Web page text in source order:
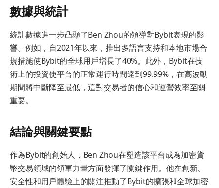
數據與統計
統計數據進一步凸顯了Ben Zhou的領導對Bybit表現的影
響。例如，自2021年以來，推出多語言支持和本地市場合
規措施使Bybit的全球用戶增長了40%。此外，Bybit在技
術上的投資使平台的正常運行時間達到99.99%，在高波動
期間將中斷降至最低，這對交易者的信心和運營效率至關
重要。
結論與關鍵要點
作為Bybit的創始人，Ben Zhou在塑造該平台成為加密貨
幣交易領域的領軍力量方面發揮了關鍵作用。他在創新、
安全性和用戶體驗上的關注推動了Bybit的擴張和全球加密